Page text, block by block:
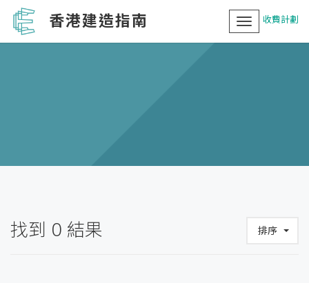
香港建造指南 收費計劃
Toggle
navigation
找到 0 結果 排序